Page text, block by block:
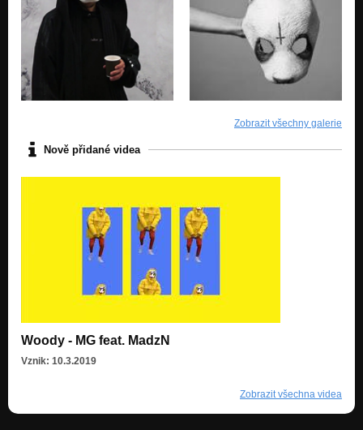
Zobrazit všechny galerie
Nově přidané videa
Woody - MG feat. MadzN
Vznik: 10.3.2019
Zobrazit všechna videa